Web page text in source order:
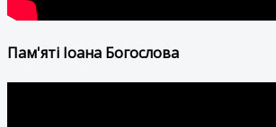
Пам'яті Іоана Богослова